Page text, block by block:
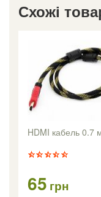
Схожі
HDMI кабель 0.7
65 грн